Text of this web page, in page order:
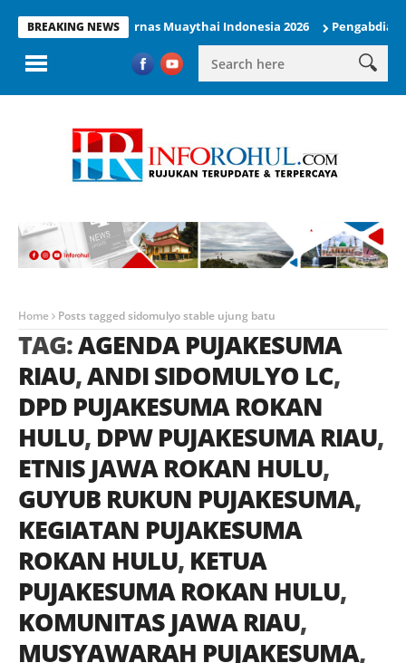
BREAKING NEWS
Tampil di Kejurnas Muaythai Indonesia 2026 Pengabdian
Home Posts tagged sidomulyo stable ujung batu
TAG:AGENDA PUJAKESUMA
RIAU,ANDI SIDOMULYO LC,
DPD PUJAKESUMA ROKAN
HULU, DPW PUJAKESUMA RIAU,
ETNIS JAWA ROKAN HULU,
GUYUB RUKUN PUJAKESUMA,
KEGIATAN PUJAKESUMA
ROKAN HULU, KETUA
PUJAKESUMA ROKAN HULU,
KOMUNITAS JAWA RIAU,
MUSYAWARAH PUJAKESUMA,